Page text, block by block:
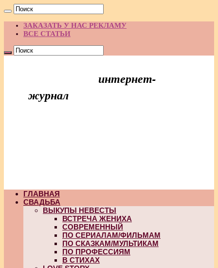
ЗАКАЗАТЬ У НАС РЕКЛАМУ
ВСЕ СТАТЬИ
интернет-
журнал
ГЛАВНАЯ
СВАДЬБА
ВЫКУПЫ НЕВЕСТЫ
ВСТРЕЧА ЖЕНИХА
СОВРЕМЕННЫЙ
ПО СЕРИАЛАМ/ФИЛЬМАМ
ПО СКАЗКАМ/МУЛЬТИКАМ
ПО ПРОФЕССИЯМ
В СТИХАХ